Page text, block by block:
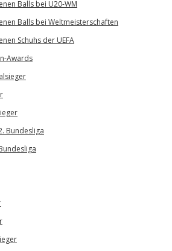
Balls bei U20-WM
Balls bei Weltmeisterschaften
Schuhs der UEFA
Awards
Bundesliga